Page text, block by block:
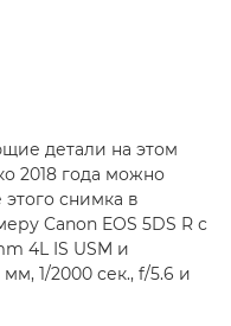
детали на этом
2018 года можно
снимка в
Canon EOS 5DS R с
4L IS USM и
1/2000 сек., f/5.6 и